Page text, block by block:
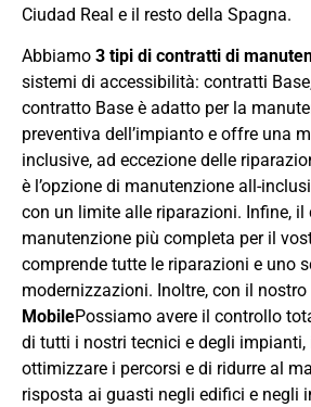
Ciudad Real e il resto della Spagna.
Abbiamo 3 tipi di contratti di
sistemi di accessibilità: contratti Base,
contratto Base è adatto per la
preventiva dell’impianto e offre una
inclusive, ad eccezione delle
è l’opzione di manutenzione all-
con un limite alle riparazioni. Infine, il
manutenzione più completa per il
comprende tutte le riparazioni e uno
modernizzazioni. Inoltre, con il
MobilePossiamo avere il controllo
di tutti i nostri tecnici e degli impianti,
ottimizzare i percorsi e di ridurre al
risposta ai guasti negli edifici e negli